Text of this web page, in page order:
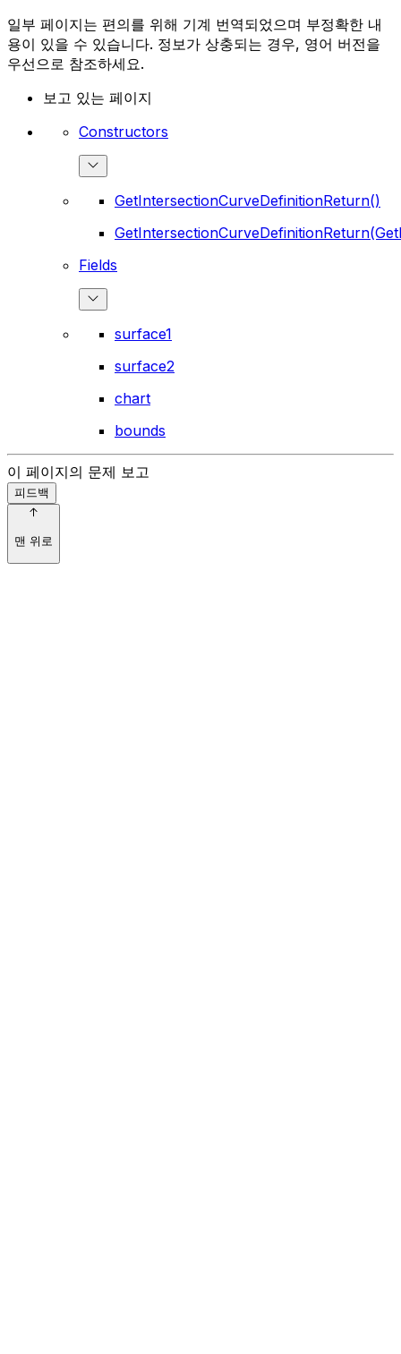
일부 페이지는 편의를 위해 기계 번역되었으며 부정확한 내
용이 있을 수 있습니다. 정보가 상충되는 경우, 영어 버전을
우선으로 참조하세요.
보고 있는 페이지
Constructors
GetIntersectionCurveDefinitionReturn()
Fields
surface1
surface2
chart
bounds
이 페이지의 문제 보고
피드백
맨 위로